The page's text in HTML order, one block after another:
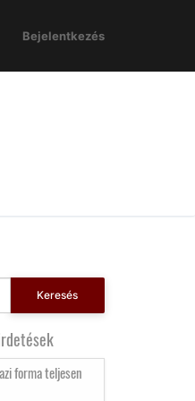
Bejelentkezés
Keresés
forma teljesen